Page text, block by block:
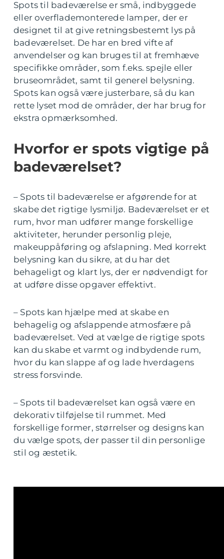
Spots til badeværelse er små, indbyggede
eller overflademonterede lamper, der er
designet til at give retningsbestemt lys på
badeværelset. De har en bred vifte af
anvendelser og kan bruges til at fremhæve
specifikke områder, som f.eks. spejle eller
bruseområdet, samt til generel belysning.
Spots kan også være justerbare, så du kan
rette lyset mod de områder, der har brug for
ekstra opmærksomhed.
Hvorfor er spots vigtige på
badeværelset?
– Spots til badeværelse er afgørende for at
skabe det rigtige lysmiljø. Badeværelset er et
rum, hvor man udfører mange forskellige
aktiviteter, herunder personlig pleje,
makeuppåføring og afslapning. Med korrekt
belysning kan du sikre, at du har det
behageligt og klart lys, der er nødvendigt for
at udføre disse opgaver effektivt.
– Spots kan hjælpe med at skabe en
behagelig og afslappende atmosfære på
badeværelset. Ved at vælge de rigtige spots
kan du skabe et varmt og indbydende rum,
hvor du kan slappe af og lade hverdagens
stress forsvinde.
– Spots til badeværelset kan også være en
dekorativ tilføjelse til rummet. Med
forskellige former, størrelser og designs kan
du vælge spots, der passer til din personlige
stil og æstetik.